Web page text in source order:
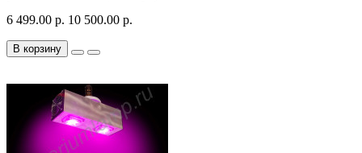
6 499.00 р. 10 500.00 р.
В корзину